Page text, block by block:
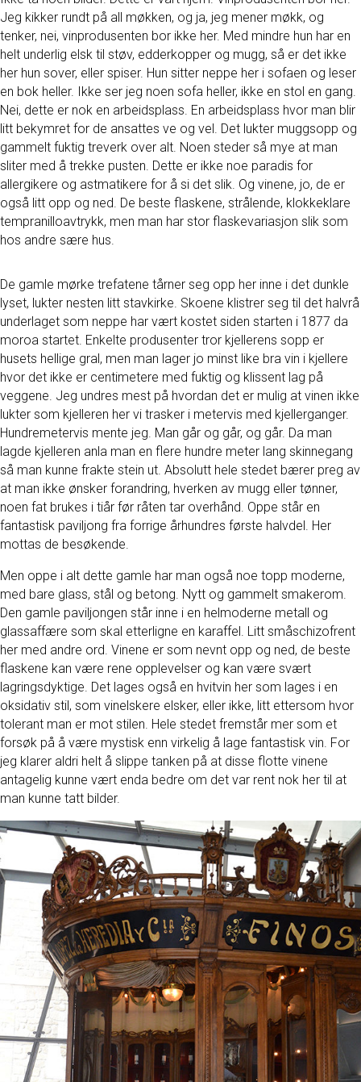
Jeg kikker rundt på all møkken, og ja, jeg mener møkk, og
tenker, nei, vinprodusenten bor ikke her. Med mindre hun har en
helt underlig elsk til støv, edderkopper og mugg, så er det ikke
her hun sover, eller spiser. Hun sitter neppe her i sofaen og leser
en bok heller. Ikke ser jeg noen sofa heller, ikke en stol en gang.
Nei, dette er nok en arbeidsplass. En arbeidsplass hvor man blir
litt bekymret for de ansattes ve og vel. Det lukter muggsopp og
gammelt fuktig treverk over alt. Noen steder så mye at man
sliter med å trekke pusten. Dette er ikke noe paradis for
allergikere og astmatikere for å si det slik. Og vinene, jo, de er
også litt opp og ned. De beste flaskene, strålende, klokkeklare
tempranilloavtrykk, men man har stor flaskevariasjon slik som
hos andre sære hus.
De gamle mørke trefatene tårner seg opp her inne i det dunkle
lyset, lukter nesten litt stavkirke. Skoene klistrer seg til det halvrå
underlaget som neppe har vært kostet siden starten i 1877 da
moroa startet. Enkelte produsenter tror kjellerens sopp er
husets hellige gral, men man lager jo minst like bra vin i kjellere
hvor det ikke er centimetere med fuktig og klissent lag på
veggene. Jeg undres mest på hvordan det er mulig at vinen ikke
lukter som kjelleren her vi trasker i metervis med kjellerganger.
Hundremetervis mente jeg. Man går og går, og går. Da man
lagde kjelleren anla man en flere hundre meter lang skinnegang
så man kunne frakte stein ut. Absolutt hele stedet bærer preg av
at man ikke ønsker forandring, hverken av mugg eller tønner,
noen fat brukes i tiår før råten tar overhånd. Oppe står en
fantastisk paviljong fra forrige århundres første halvdel. Her
mottas de besøkende.
Men oppe i alt dette gamle har man også noe topp moderne,
med bare glass, stål og betong. Nytt og gammelt smakerom.
Den gamle paviljongen står inne i en helmoderne metall og
glassaffære som skal etterligne en karaffel. Litt småschizofrent
her med andre ord. Vinene er som nevnt opp og ned, de beste
flaskene kan være rene opplevelser og kan være svært
lagringsdyktige. Det lages også en hvitvin her som lages i en
oksidativ stil, som vinelskere elsker, eller ikke, litt ettersom hvor
tolerant man er mot stilen. Hele stedet fremstår mer som et
forsøk på å være mystisk enn virkelig å lage fantastisk vin. For
jeg klarer aldri helt å slippe tanken på at disse flotte vinene
antagelig kunne vært enda bedre om det var rent nok her til at
man kunne tatt bilder.